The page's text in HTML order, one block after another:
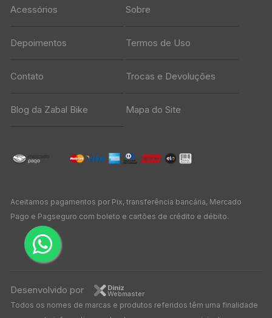
Acessórios Sobre
Depoimentos Termos de Uso
Contato Trocas e Devoluções
Blog da Zabal Bike Mapa do Site
Aceitamos pagamentos por Pix, transferência bancária, Mercado
Pago e Pagseguro com boleto e cartões de crédito e débito.
Desenvolvido por Diniz
Webmaster
Todos os nomes de marcas e produtos referidos têm uma finalidade